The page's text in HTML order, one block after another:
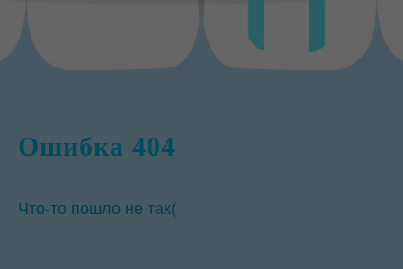
Ошибка 404
Что-то пошло не так(